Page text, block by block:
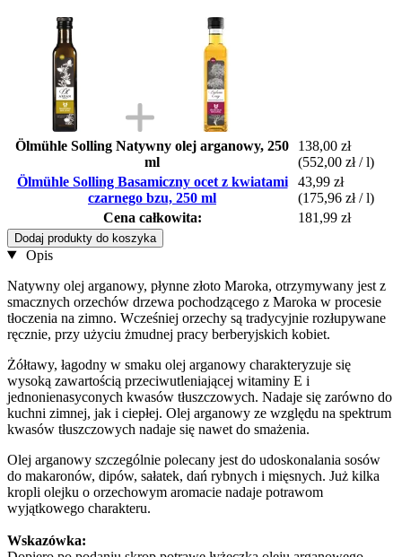
Ölmühle Solling Natywny olej arganowy, 250
ml
138,00 zł
(552,00 zł / l)
Ölmühle Solling Basamiczny ocet z kwiatami
czarnego bzu, 250 ml
43,99 zł
(175,96 zł / l)
Cena całkowita:
181,99 zł
Dodaj produkty do koszyka
Opis
Natywny olej arganowy, płynne złoto Maroka, otrzymywany jest z
smacznych orzechów drzewa pochodzącego z Maroka w procesie
tłoczenia na zimno. Wcześniej orzechy są tradycyjnie rozłupywane
ręcznie, przy użyciu żmudnej pracy berberyjskich kobiet.
Żółtawy, łagodny w smaku olej arganowy charakteryzuje się
wysoką zawartością przeciwutleniającej witaminy E i
jednonienasyconych kwasów tłuszczowych. Nadaje się zarówno do
kuchni zimnej, jak i ciepłej. Olej arganowy ze względu na spektrum
kwasów tłuszczowych nadaje się nawet do smażenia.
Olej arganowy szczególnie polecany jest do udoskonalania sosów
do makaronów, dipów, sałatek, dań rybnych i mięsnych. Już kilka
kropli olejku o orzechowym aromacie nadaje potrawom
wyjątkowego charakteru.
Wskazówka: